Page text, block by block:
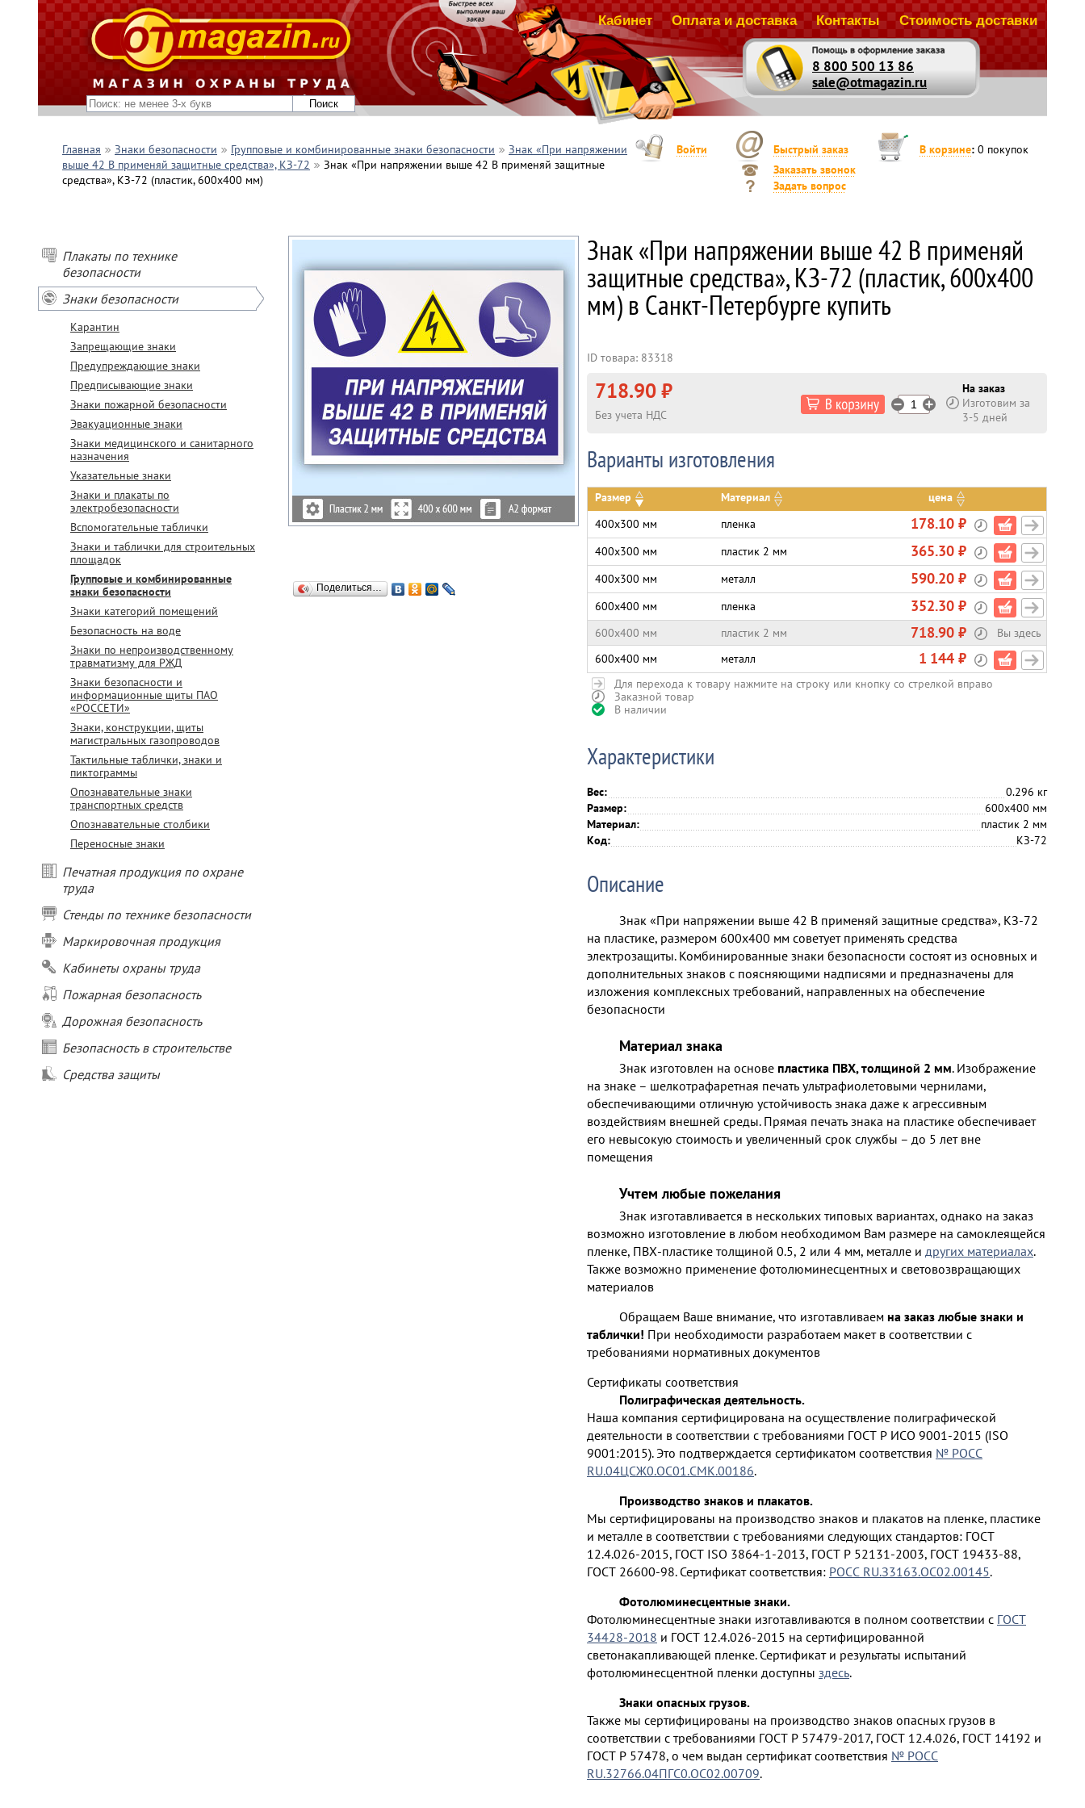
8 800 500 13 86
sale@otmagazin.ru
Кабинет Оплата и доставка Контакты Стоимость доставки
Главная Знаки безопасности Групповые и комбинированные знаки безопасности
Знак «При напряжении
выше 42 В применяй защитные средства», КЗ-72
Знак «При напряжении выше 42 В применяй защитные
средства», КЗ-72 (пластик, 600х400 мм)
Войти Быстрый заказ В корзине: 0 покупок
Заказать звонок
Задать вопрос
Плакаты по технике
безопасности
Знаки безопасности
Карантин
Запрещающие знаки
Предупреждающие знаки
Предписывающие знаки
Знаки пожарной безопасности
Эвакуационные знаки
Знаки медицинского и санитарного
назначения
Указательные знаки
Знаки и плакаты по
электробезопасности
Вспомогательные таблички
Знаки и таблички для строительных
площадок
Групповые и комбинированные
знаки безопасности
Знаки категорий помещений
Безопасность на воде
Знаки по непроизводственному
травматизму для РЖД
Знаки безопасности и
информационные щиты ПАО
«РОССЕТИ»
Знаки, конструкции, щиты
магистральных газопроводов
Тактильные таблички, знаки и
пиктограммы
Опознавательные знаки
транспортных средств
Опознавательные столбики
Переносные знаки
Печатная продукция по охране
труда
Стенды по технике безопасности
Маркировочная продукция
Кабинеты охраны труда
Пожарная безопасность
Дорожная безопасность
Безопасность в строительстве
Средства защиты
Поделиться…
Знак «При напряжении выше 42 В применяй
защитные средства», КЗ-72 (пластик, 600х400
мм) в Санкт-Петербурге купить
ID товара: 83318
718.90 ₽
Без учета НДС
На заказ
Изготовим за
3-5 дней
Варианты изготовления
Размер Материал
цена
400х300 мм
пленка 178.10 ₽
400х300 мм пластик 2 мм 365.30 ₽
400х300 мм металл 590.20 ₽
600х400 мм пленка 352.30 ₽
600х400 мм пластик 2 мм 718.90 ₽
Вы здесь
600х400 мм
металл 1 144 ₽
Для перехода к товару нажмите на строку или кнопку со стрелкой вправо
Заказной товар
В наличии
Характеристики
Вес:
0.296 кг
Размер:
600х400 мм
Материал:
пластик 2 мм
Код:
КЗ-72
Описание
Знак «При напряжении выше 42 В применяй защитные средства», КЗ-72
на пластике, размером 600х400 мм советует применять средства
электрозащиты. Комбинированные знаки безопасности состоят из основных и
дополнительных знаков с поясняющими надписями и предназначены для
изложения комплексных требований, направленных на обеспечение
безопасности
Материал знака
Знак изготовлен на основе пластика ПВХ, толщиной 2 мм. Изображение
на знаке – шелкотрафаретная печать ультрафиолетовыми чернилами,
обеспечивающими отличную устойчивость знака даже к агрессивным
воздействиям внешней среды. Прямая печать знака на пластике обеспечивает
его невысокую стоимость и увеличенный срок службы – до 5 лет вне
помещения
Учтем любые пожелания
Знак изготавливается в нескольких типовых вариантах, однако на заказ
возможно изготовление в любом необходимом Вам размере на самоклеящейся
пленке, ПВХ-пластике толщиной 0.5, 2 или 4 мм, металле и других материалах.
Также возможно применение фотолюминесцентных и световозвращающих
материалов
Обращаем Ваше внимание, что изготавливаем на заказ любые знаки и
таблички! При необходимости разработаем макет в соответствии с
требованиями нормативных документов
Сертификаты соответствия
Полиграфическая деятельность.
Наша компания сертифицирована на осуществление полиграфической
деятельности в соответствии с требованиями ГОСТ Р ИСО 9001-2015 (ISO
9001:2015). Это подтверждается сертификатом соответствия № РОСС
RU.04ЦСЖ0.ОС01.СМК.00186.
Производство знаков и плакатов.
Мы сертифицированы на производство знаков и плакатов на пленке, пластике
и металле в соответствии с требованиями следующих стандартов: ГОСТ
12.4.026-2015, ГОСТ ISO 3864-1-2013, ГОСТ Р 52131-2003, ГОСТ 19433-88,
ГОСТ 26600-98. Сертификат соответствия: РОСС RU.З3163.ОС02.00145.
Фотолюминесцентные знаки.
Фотолюминесцентные знаки изготавливаются в полном соответствии с ГОСТ
34428-2018 и ГОСТ 12.4.026-2015 на сертифицированной
светонакапливающей пленке. Сертификат и результаты испытаний
фотолюминесцентной пленки доступны здесь.
Знаки опасных грузов.
Также мы сертифицированы на производство знаков опасных грузов в
соответствии с требованиями ГОСТ Р 57479-2017, ГОСТ 12.4.026, ГОСТ 14192 и
ГОСТ Р 57478, о чем выдан сертификат соответствия № РОСС
RU.32766.04ПГС0.ОС02.00709.